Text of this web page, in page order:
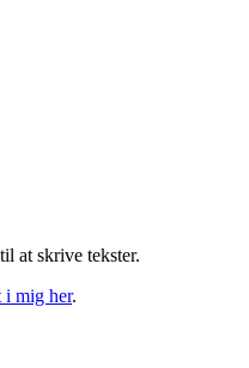
at skrive tekster.
i mig her.